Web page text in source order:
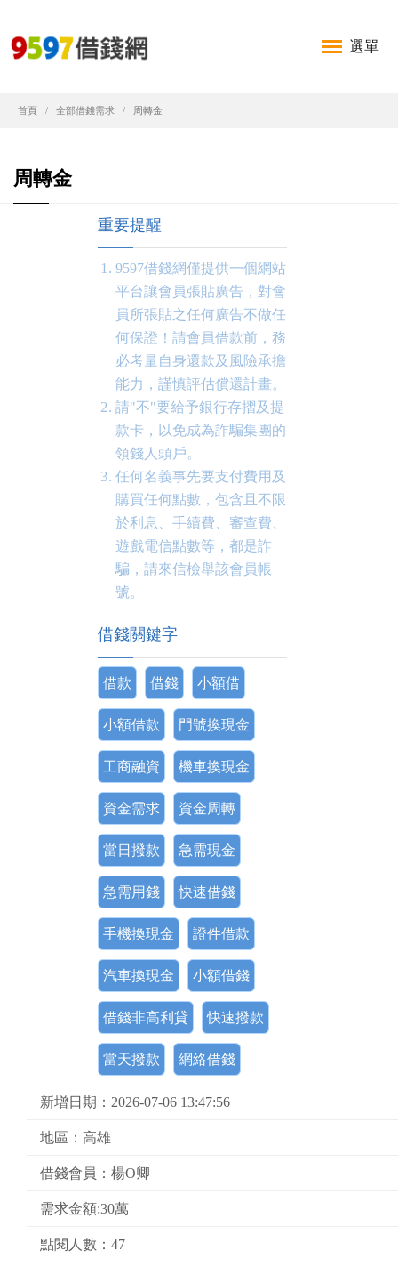
選單
首頁 全部借錢需求 周轉金
周轉金
重要提醒
9597借錢網僅提供一個網站
平台讓會員張貼廣告，對會
員所張貼之任何廣告不做任
何保證！請會員借款前，務
必考量自身還款及風險承擔
能力，謹慎評估償還計畫。
請"不"要給予銀行存摺及提
款卡，以免成為詐騙集團的
領錢人頭戶。
任何名義事先要支付費用及
購買任何點數，包含且不限
於利息、手續費、審查費、
遊戲電信點數等，都是詐
騙，請來信檢舉該會員帳
號。
借錢關鍵字
借款 借錢 小額借
小額借款 門號換現金
工商融資 機車換現金
資金需求 資金周轉
當日撥款 急需現金
急需用錢 快速借錢
手機換現金 證件借款
汽車換現金 小額借錢
借錢非高利貸 快速撥款
當天撥款 網絡借錢
新增日期：2026-07-06 13:47:56
地區：高雄
借錢會員：楊O卿
需求金額:30萬
點閱人數：47